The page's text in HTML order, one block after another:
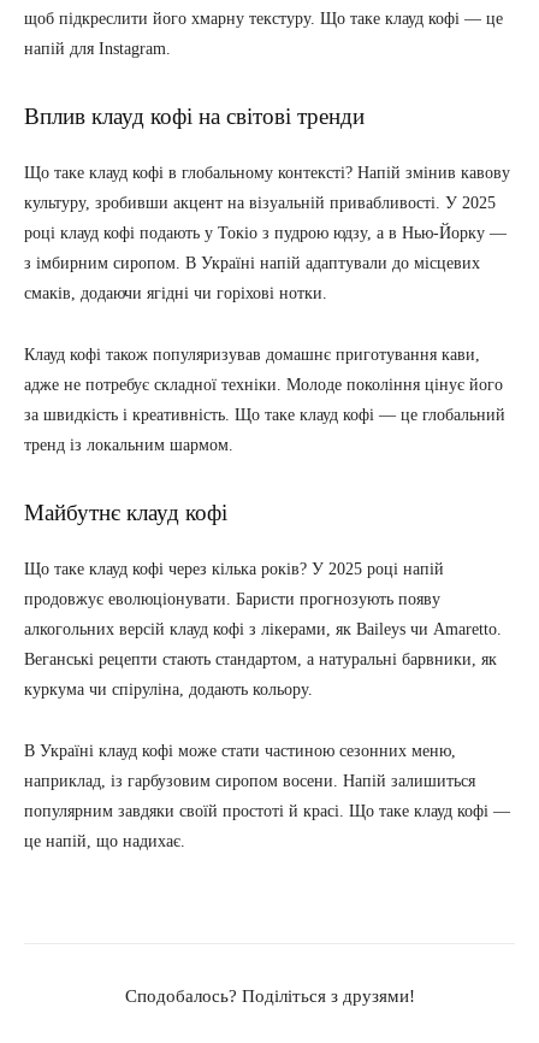
щоб підкреслити його хмарну текстуру. Що таке клауд кофі — це
напій для Instagram.
Вплив клауд кофі на світові тренди
Що таке клауд кофі в глобальному контексті? Напій змінив кавову
культуру, зробивши акцент на візуальній привабливості. У 2025
році клауд кофі подають у Токіо з пудрою юдзу, а в Нью-Йорку —
з імбирним сиропом. В Україні напій адаптували до місцевих
смаків, додаючи ягідні чи горіхові нотки.
Клауд кофі також популяризував домашнє приготування кави,
адже не потребує складної техніки. Молоде покоління цінує його
за швидкість і креативність. Що таке клауд кофі — це глобальний
тренд із локальним шармом.
Майбутнє клауд кофі
Що таке клауд кофі через кілька років? У 2025 році напій
продовжує еволюціонувати. Баристи прогнозують появу
алкогольних версій клауд кофі з лікерами, як Baileys чи Amaretto.
Веганські рецепти стають стандартом, а натуральні барвники, як
куркума чи спіруліна, додають кольору.
В Україні клауд кофі може стати частиною сезонних меню,
наприклад, із гарбузовим сиропом восени. Напій залишиться
популярним завдяки своїй простоті й красі. Що таке клауд кофі —
це напій, що надихає.
Сподобалось? Поділіться з друзями!